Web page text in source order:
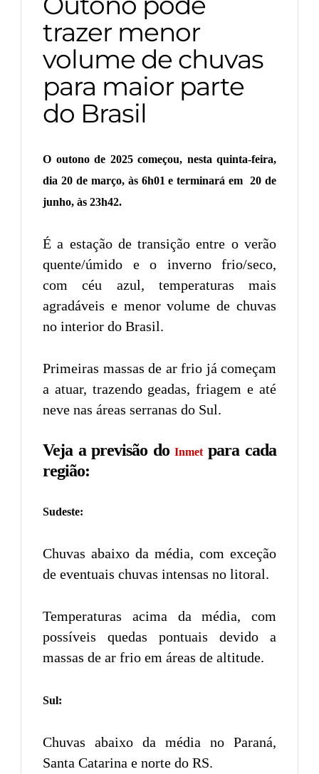
trazer menor
volume de chuvas
para maior parte
do Brasil
O outono de 2025 começou, nesta quinta-feira,
dia 20 de março, às 6h01 e terminará em 20 de
junho, às 23h42.
É a estação de transição entre o verão
quente/úmido e o inverno frio/seco,
com céu azul, temperaturas mais
agradáveis e menor volume de chuvas
no interior do Brasil.
Primeiras massas de ar frio já começam
a atuar, trazendo geadas, friagem e até
neve nas áreas serranas do Sul.
Veja a previsão do Inmetpara cada
região:
Sudeste:
Chuvas abaixo da média, com exceção
de eventuais chuvas intensas no litoral.
Temperaturas acima da média, com
possíveis quedas pontuais devido a
massas de ar frio em áreas de altitude.
Sul:
Chuvas abaixo da média no Paraná,
Santa Catarina e norte do RS.